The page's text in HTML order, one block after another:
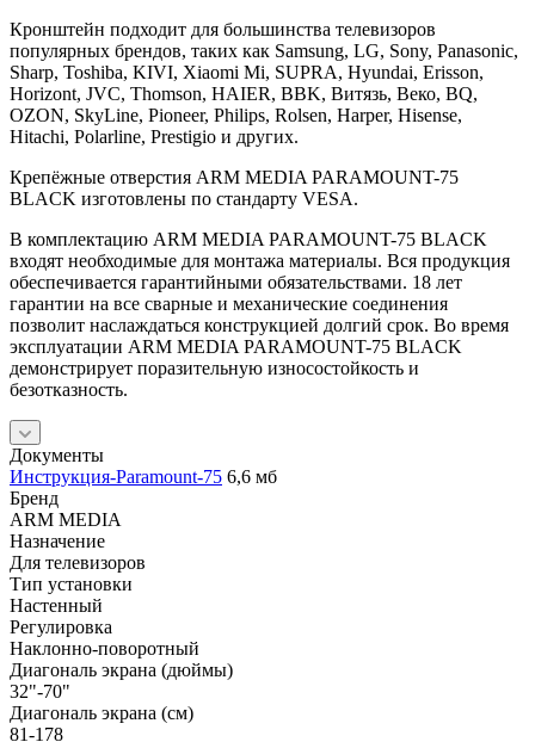
Кронштейн подходит для большинства телевизоров
популярных брендов, таких как Samsung, LG, Sony, Panasonic,
Sharp, Toshiba, KIVI, Xiaomi Mi, SUPRA, Hyundai, Erisson,
Horizont, JVC, Thomson, HAIER, BBK, Витязь, Веко, BQ,
OZON, SkyLine, Pioneer, Philips, Rolsen, Harper, Hisense,
Hitachi, Polarline, Prestigio и других.
Крепёжные отверстия ARM MEDIA PARAMOUNT-75
BLACK изготовлены по стандарту VESA.
В комплектацию ARM MEDIA PARAMOUNT-75 BLACK
входят необходимые для монтажа материалы. Вся продукция
обеспечивается гарантийными обязательствами. 18 лет
гарантии на все сварные и механические соединения
позволит наслаждаться конструкцией долгий срок. Во время
эксплуатации ARM MEDIA PARAMOUNT-75 BLACK
демонстрирует поразительную износостойкость и
безотказность.
Документы
Инструкция-Paramount-75 6,6 мб
Бренд
ARM MEDIA
Назначение
Для телевизоров
Тип установки
Настенный
Регулировка
Наклонно-поворотный
Диагональ экрана (дюймы)
32"-70"
Диагональ экрана (см)
81-178